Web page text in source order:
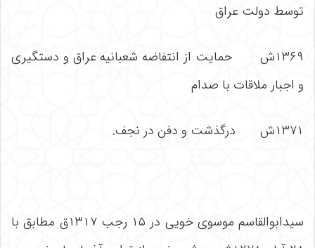
توسط دولت عراق
۱۳۶۹ش حمایت از انتفاضه شعبانیه عراق و دستگیری
و اجبار ملاقات با صدام
۱۳۷۱ش درگذشت و دفن در نجف.
سیدابوالقاسم موسوی خویی در ۱۵ رجب ۱۳۱۷ق مطابق با